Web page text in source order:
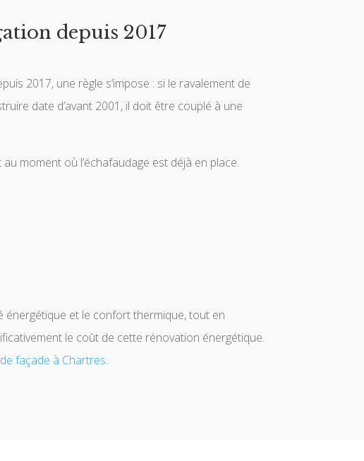
depuis 2017
2017, une règle s’impose : si le ravalement de
date d’avant 2001, il doit être couplé à une
moment où l’échafaudage est déjà en place.
énergétique et le confort thermique, tout en
le coût de cette rénovation énergétique.
façade à Chartres.